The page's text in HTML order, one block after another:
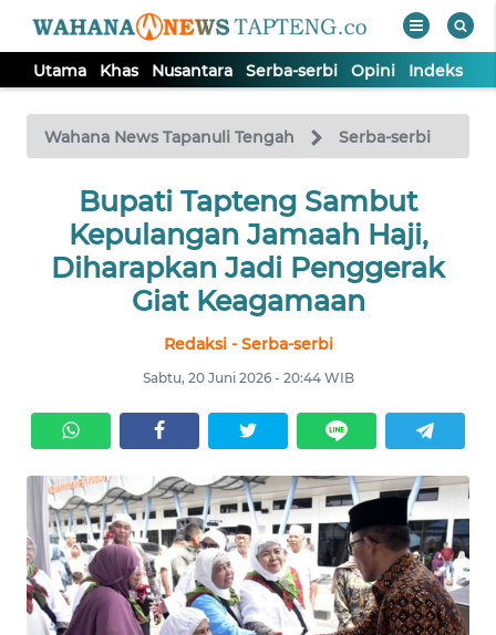
Utama Khas Nusantara Serba-serbi Opini Indeks
Wahana News Tapanuli Tengah Serba-serbi
Bupati Tapteng Sambut
Kepulangan Jamaah Haji,
Diharapkan Jadi Penggerak
Giat Keagamaan
Redaksi - Serba-serbi
Sabtu, 20 Juni 2026 - 20:44 WIB
TV
Tutup
UTAMA
KHAS
SERBI
OPINI
Informasi
INDEKS
BERITA